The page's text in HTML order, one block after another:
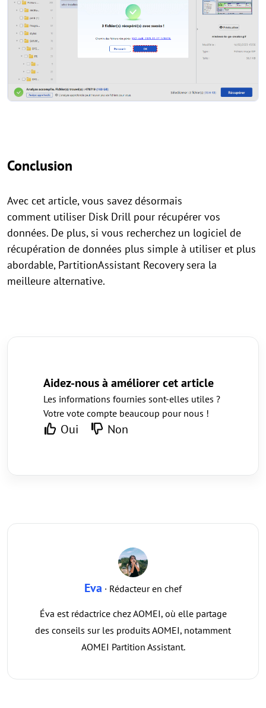
Conclusion
Avec cet article, vous savez désormais
comment utiliser Disk Drill pour récupérer vos
données. De plus, si vous recherchez un logiciel de
récupération de données plus simple à utiliser et plus
abordable, PartitionAssistant Recovery sera la
meilleure alternative.
Aidez-nous à améliorer cet article
Les informations fournies sont-elles utiles ?
Votre vote compte beaucoup pour nous !
Oui Non
Eva · Rédacteur en chef
Éva est rédactrice chez AOMEI, où elle partage
des conseils sur les produits AOMEI, notamment
AOMEI Partition Assistant.